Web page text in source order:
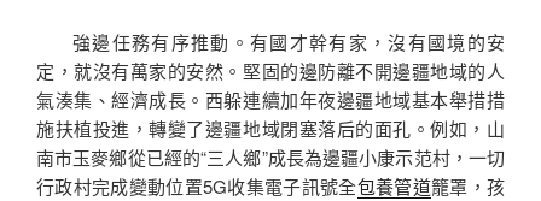
強邊任務有序推動。有國才幹有家，沒有國境的安
定，就沒有萬家的安然。堅固的邊防離不開邊疆地域的人
氣湊集、經濟成長。西躲連續加年夜邊疆地域基本舉措措
施扶植投進，轉變了邊疆地域閉塞落后的面孔。例如，山
南市玉麥鄉從已經的“三人鄉”成長為邊疆小康示范村，一切
行政村完成變動位置5G收集電子訊號全包養管道籠罩，孩